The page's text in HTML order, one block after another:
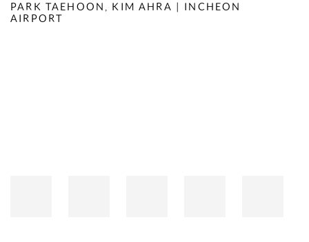
PARK TAEHOON, KIM AHRA | INCHEON
AIRPORT